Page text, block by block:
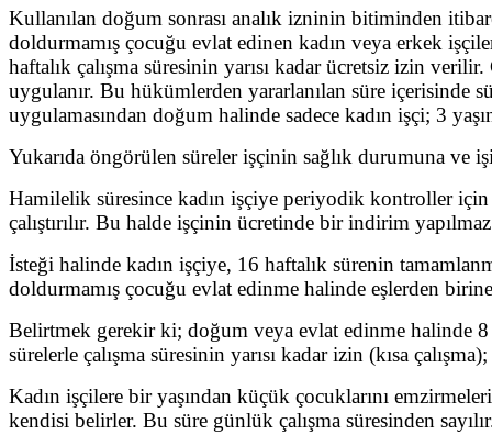
Kullanılan doğum sonrası analık izninin bitiminden
doldurmamış çocuğu evlat edinen kadın veya erkek
haftalık çalışma süresinin yarısı kadar ücretsiz izin
uygulanır. Bu hükümlerden yararlanılan süre içerisinde
uygulamasından doğum halinde sadece kadın işçi; 3
Yukarıda öngörülen süreler işçinin sağlık durumuna ve
Hamilelik süresince kadın işçiye periyodik kontroller
çalıştırılır. Bu halde işçinin ücretinde bir indirim
İsteği halinde kadın işçiye, 16 haftalık sürenin
doldurmamış çocuğu evlat edinme halinde eşlerden
Belirtmek gerekir ki; doğum veya evlat edinme halinde 8
sürelerle çalışma süresinin yarısı kadar izin (kısa
Kadın işçilere bir yaşından küçük çocuklarını
kendisi belirler. Bu süre günlük çalışma süresinden